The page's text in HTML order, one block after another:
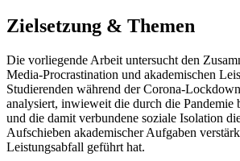
Zielsetzung & Themen
Die vorliegende Arbeit untersucht den
Media-Procrastination und akademischen
Studierenden während der Corona-
analysiert, inwieweit die durch die Pandemie
und die damit verbundene soziale Isolation
Aufschieben akademischer Aufgaben
Leistungsabfall geführt hat.